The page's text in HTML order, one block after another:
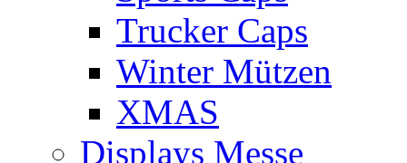
Trucker Caps
Winter Mützen
XMAS
Displays Messe